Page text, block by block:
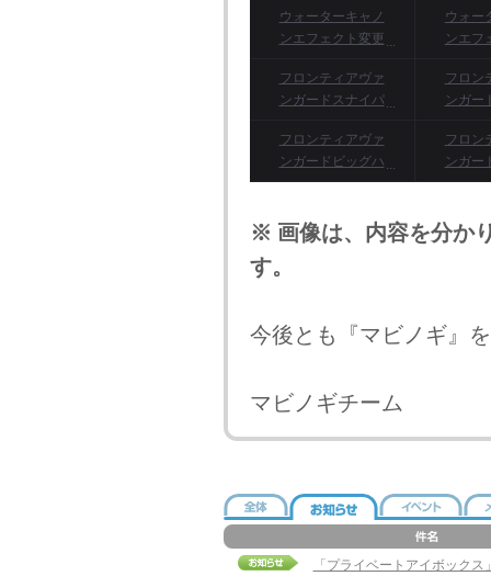
ドマトリックス)ク
ーポン
ーバー
リック
ウォーターキャノ
ンエフェクト変更
コア)クーポン
ウォー
ンエフ
エネル
フロンティアヴァ
ンガードスナイパ
記憶呪文書、フロ
ンティアヴァンガ
フロン
ンガー
フロンティアヴァ
ンガードビッグハ
ンマー両手鈍器外
ロンティアヴァン
マー両手斧外見記
フロン
ンガー
ガン外
※ 画像は、内容を分か
す。
今後とも『マビノギ』
マビノギチーム
「プライベートアイボック